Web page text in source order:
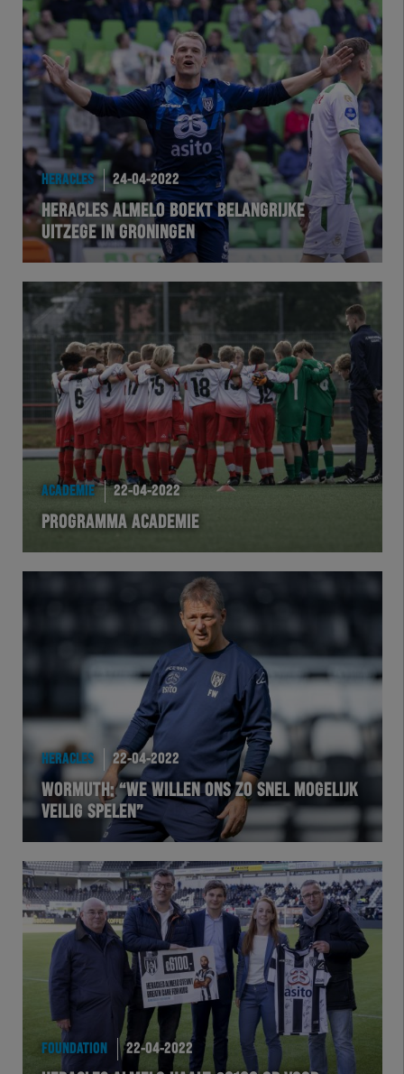
HERACLES 24-04-2022
HERACLES ALMELO BOEKT BELANGRIJKE
UITZEGE IN GRONINGEN
ACADEMIE 22-04-2022
PROGRAMMA ACADEMIE
HERACLES 22-04-2022
WORMUTH: “WE WILLEN ONS ZO SNEL MOGELIJK
VEILIG SPELEN”
FOUNDATION 22-04-2022